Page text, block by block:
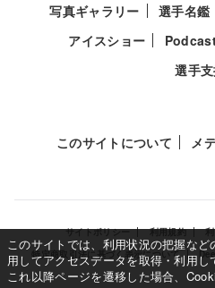
写真ギャラリー
選手名鑑
アイスショー
選手
このサイトについて メ
サイトポリシー 利用規約
特定商取引法に基づく表示について
このサイトでは、利用状況の把握な
用してアクセスデータを取得・利用し
これ以降ページを遷移した場合、